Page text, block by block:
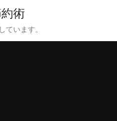
術
ています。